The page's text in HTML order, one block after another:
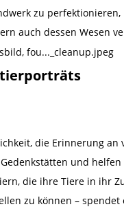
zu
auch dessen Wesen
die Erinnerung an
und
die ihre Tiere in ihr
zu können –